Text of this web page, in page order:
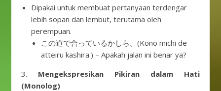
Dipakai untuk membuat pertanyaan terdengar
lebih sopan dan lembut, terutama oleh
perempuan.
この道で合っているかしら。(Kono michi de
atteiru kashira.) – Apakah jalan ini benar ya?
3. Mengekspresikan Pikiran dalam Hati
(Monolog)